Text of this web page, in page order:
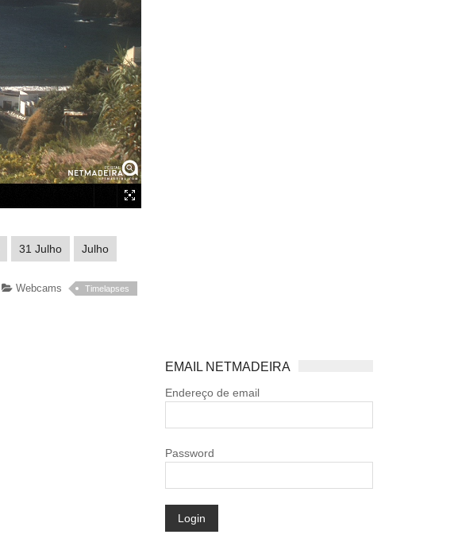
31 Julho Julho
Webcams Timelapses
EMAIL NETMADEIRA
Endereço de email
Password
Login